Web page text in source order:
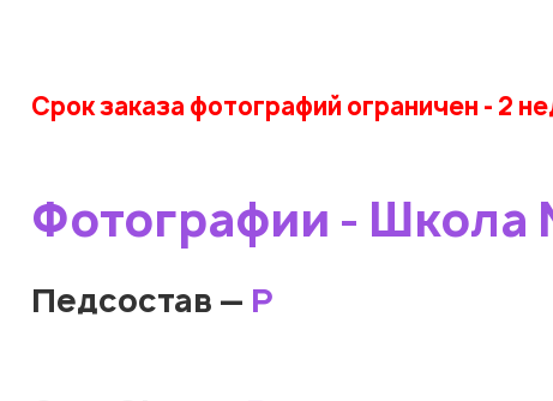
Срок заказа фотографий ограничен - 2
Фотографии -
Педсостав — Р